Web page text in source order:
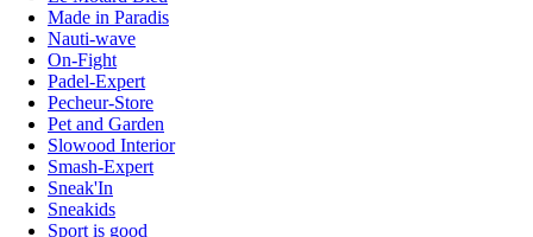
Made in Paradis
Nauti-wave
On-Fight
Padel-Expert
Pecheur-Store
Pet and Garden
Slowood Interior
Smash-Expert
Sneak'In
Sneakids
Sport is good